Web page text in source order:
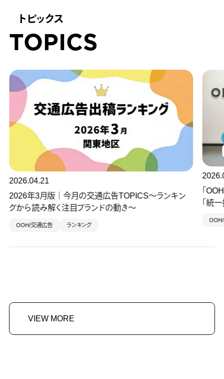
トピックス
TOPICS
～ランキン
「OOHは比較できない」を過去のものに。3月始
「統一指標」が拓く、メディア設計の新基準
VIEW MORE